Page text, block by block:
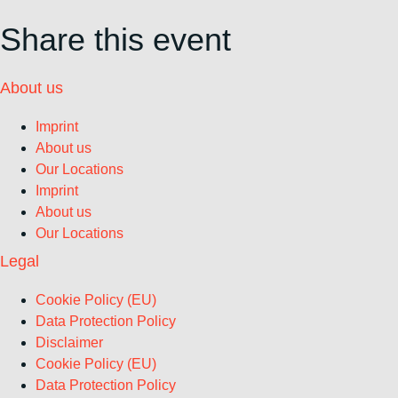
Share this event
About us
Imprint
About us
Our Locations
Imprint
About us
Our Locations
Legal
Cookie Policy (EU)
Data Protection Policy
Disclaimer
Cookie Policy (EU)
Data Protection Policy